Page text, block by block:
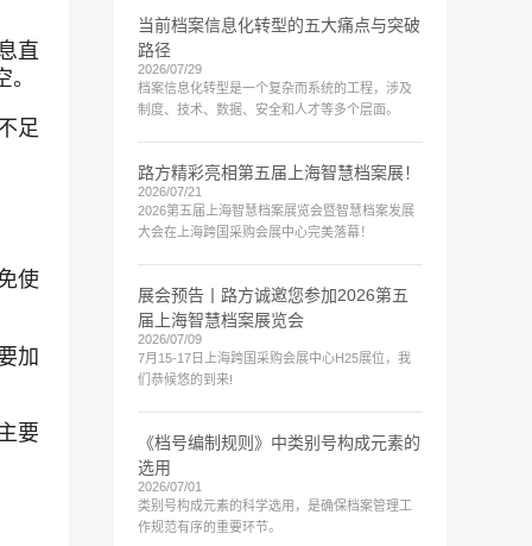
直
足
使
加
要
当前档案信息化转型的五大痛点与突破
路径
2026/07/29
档案信息化转型是一个复杂而系统的工程，涉及
制度、技术、数据、安全和人才等多个层面。
路方精彩亮相第五届上海智慧档案展！
2026/07/21
2026第五届上海智慧档案展览会暨智慧档案发展
大会在上海跨国采购会展中心完美落幕！
展会预告丨路方诚邀您参加2026第五
届上海智慧档案展览会
2026/07/09
7月15-17日上海跨国采购会展中心H25展位，我
们恭候悠的到来!
《档号编制规则》中类别号构成元素的
选用
2026/07/01
类别号构成元素的科学选用，是确保档案管理工
作规范有序的重要环节。